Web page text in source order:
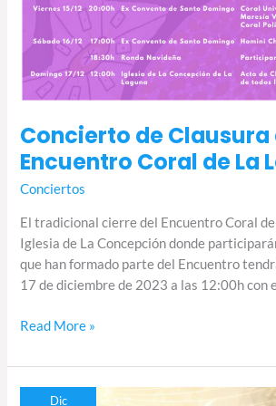
Concierto de Clausura
Encuentro Coral de La
Conciertos
El tradicional cierre del Encuentro Coral de
Iglesia de La Concepción donde
que han formado parte del Encuentro
17 de diciembre de 2023 a las 12:00h con
Read More »
Dic